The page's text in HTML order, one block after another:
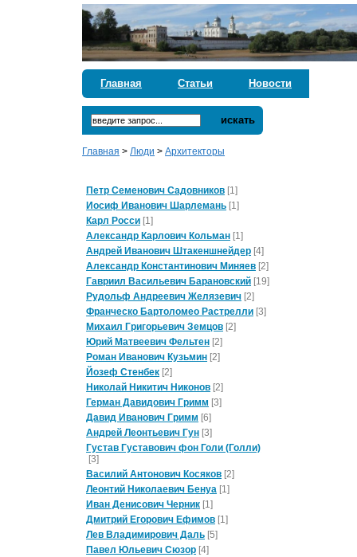
Главная Статьи Новости
искать
Главная >Люди >Архитекторы
Петр Семенович Садовников [1]
Иосиф Иванович Шарлемань [1]
Карл Росси [1]
Александр Карлович Кольман [1]
Андрей Иванович Штакеншнейдер [4]
Александр Константинович Миняев [2]
Гавриил Васильевич Барановский [19]
Рудольф Андреевич Желязевич [2]
Франческо Бартоломео Растрелли [3]
Михаил Григорьевич Земцов [2]
Юрий Матвеевич Фельтен [2]
Роман Иванович Кузьмин [2]
Йозеф Стенбек [2]
Николай Никитич Никонов [2]
Герман Давидович Гримм [3]
Давид Иванович Гримм [6]
Андрей Леонтьевич Гун [3]
Густав Густавович фон Голи (Голли)
[3]
Василий Антонович Косяков [2]
Леонтий Николаевич Бенуа [1]
Иван Денисович Черник [1]
Дмитрий Егорович Ефимов [1]
Лев Владимирович Даль [5]
Павел Юльевич Сюзор [4]